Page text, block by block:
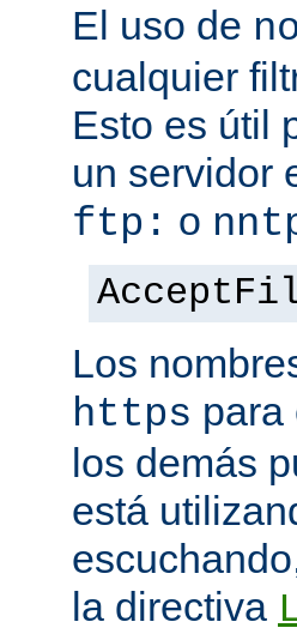
El uso de
cualquier
Esto es útil
un servidor
ftp: o
Los
https
los demás
está
la directiva